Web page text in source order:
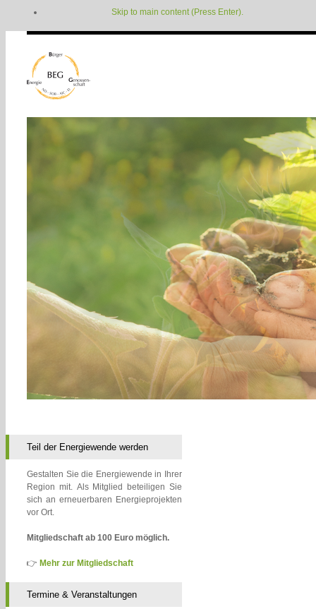
Skip to main content (Press Enter).
Teil der Energiewende werden
Gestalten Sie die Energiewende in Ihrer
Region mit. Als Mitglied beteiligen Sie
sich an erneuerbaren Energieprojekten
vor Ort.
Mitgliedschaft ab 100 Euro möglich.
👉 Mehr zur Mitgliedschaft
Termine & Veranstaltungen